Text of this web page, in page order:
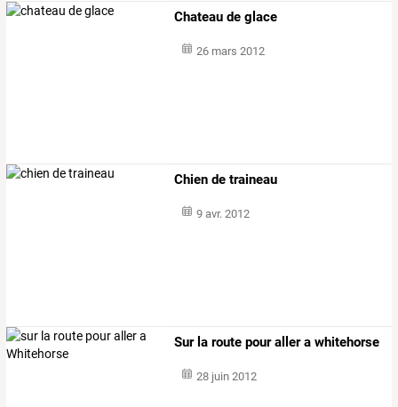
Chateau de glace
26 mars 2012
Chien de traineau
9 avr. 2012
Sur la route pour aller a whitehorse
28 juin 2012